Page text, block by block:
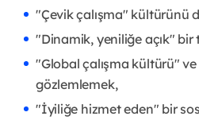
"Çevik çalışma" kültürünü
"Dinamik, yeniliğe açık" bir
"Global çalışma kültürü" ve
gözlemlemek,
"İyiliğe hizmet eden" bir